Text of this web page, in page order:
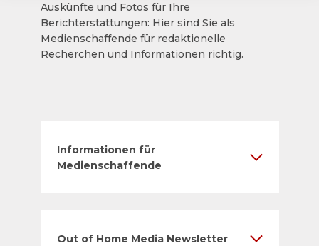
Auskünfte und Fotos für Ihre
Berichterstattungen: Hier sind Sie als
Medienschaffende für redaktionelle
Recherchen und Informationen richtig.
Informationen für
Medienschaffende
Out of Home Media Newsletter